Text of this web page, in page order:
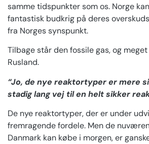
samme tidspunkter som os. Norge
fantastisk budkrig på deres
fra Norges synspunkt.
Tilbage står den fossile gas, og
Rusland.
“Jo, de nye reaktortyper er mere
stadig lang vej til en helt sikker
De nye reaktortyper, der er under
fremragende fordele. Men de
Danmark kan købe i morgen, er